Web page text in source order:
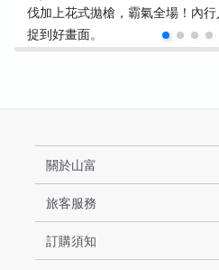
伐加上花式拋槍，霸氣全場！內
捉到好畫面。
關於山富
旅客服務
訂購須知